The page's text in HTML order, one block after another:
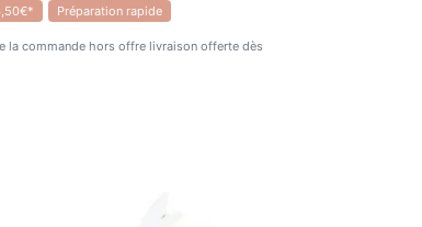
Préparation rapide
commande hors offre livraison offerte dès